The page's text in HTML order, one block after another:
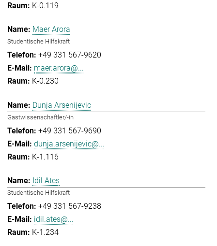
K-0.119
Maer Arora
Studentische Hilfskraft
+49 331 567-9620
maer.arora@...
K-0.230
Dunja Arsenijevic
Gastwissenschaftler/-in
+49 331 567-9690
dunja.arsenijevic@...
K-1.116
Idil Ates
Studentische Hilfskraft
+49 331 567-9238
idil.ates@...
K-1.234